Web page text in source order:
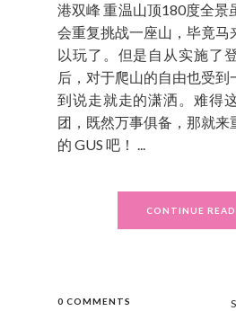
港双峰 重温山顶180度全景
会重复挑战一座山，毕竟马
以玩了。但是自从实施了
后，对于爬山的自由也受到
到说走就走的潇洒。难得
团，既然万事俱备，那就来
的 GUS 吧！ ...
CONTINUE
0 COMMENTS